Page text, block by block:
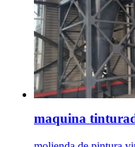
maquina